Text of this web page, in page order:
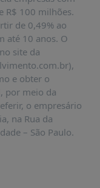
R$ 100 milhões.
de 0,49% ao
até 10 anos. O
site da
e obter o
por meio da
o empresário
na Rua da
– São Paulo.